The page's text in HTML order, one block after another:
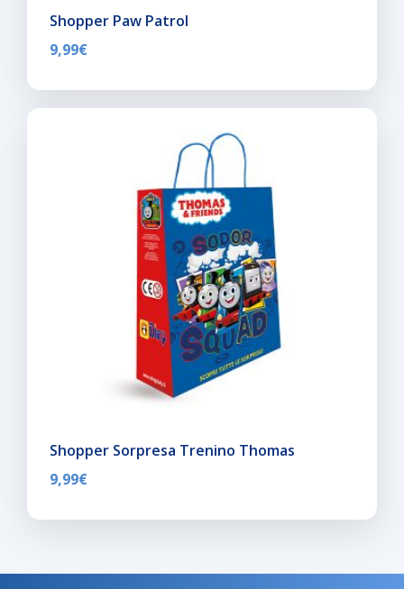
Shopper Paw Patrol
9,99€
Shopper Sorpresa Trenino Thomas
9,99€